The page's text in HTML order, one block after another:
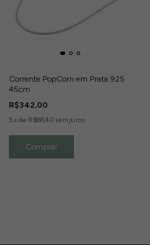
Corrente PopCorn em Prata 925
45cm
R$342,00
5x de R$68,40 sem juros